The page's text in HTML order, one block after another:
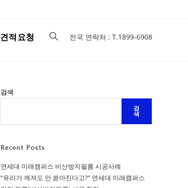
전국 연락처 : T.1899-6908
견적요청
검색
검
색
Recent Posts
연세대 미래캠퍼스 비산방지필름 시공사례
“유리가 깨져도 안 쏟아진다고?” 연세대 미래캠퍼스